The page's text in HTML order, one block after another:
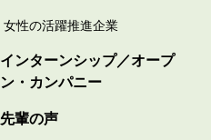
女性の活躍推進企業
インターンシップ／オープ
ン・カンパニー
先輩の声